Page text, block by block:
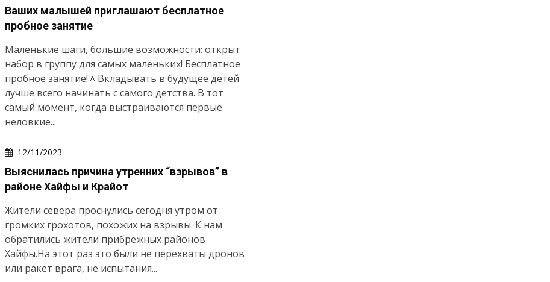
Ваших малышей приглашают бесплатное
пробное занятие
Маленькие шаги, большие возможности: открыт
набор в группу для самых маленьких! Бесплатное
пробное занятие!🔅Вкладывать в будущее детей
лучше всего начинать с самого детства. В тот
самый момент, когда выстраиваются первые
неловкие...
12/11/2023
Выяснилась причина утренних “взрывов” в
районе Хайфы и Крайот
Жители севера проснулись сегодня утром от
громких грохотов, похожих на взрывы. К нам
обратились жители прибрежных районов
Хайфы.На этот раз это были не перехваты дронов
или ракет врага, не испытания...